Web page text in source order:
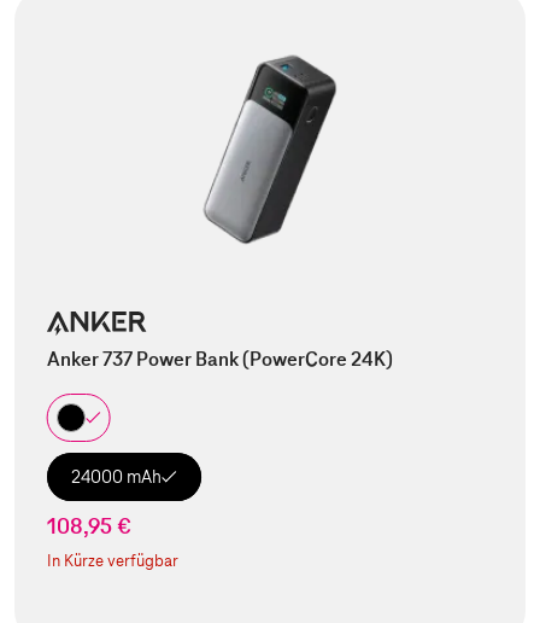
Anker 737 Power Bank (PowerCore 24K)
24000 mAh
108,95 €
In Kürze verfügbar